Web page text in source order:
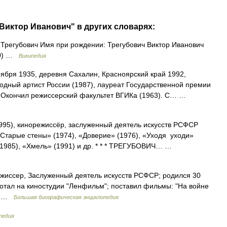
Иванович" в других словарях:
Имя при рождении: Трегубович Виктор Иванович
…
Википедия
1935, деревня Сахалин, Красноярский край 1992,
артист России (1987), лауреат Государственной премии
режиссерский факультет ВГИКа (1963). С… …
кинорежиссёр, заслуженный деятель искусств РСФСР
стены» (1974), «Доверие» (1976), «Уходя уходи»
«Хмель» (1991) и др. * * * ТРЕГУБОВИЧ… …
Заслуженный деятель искусств РСФСР; родился 30
на киностудии "Ленфильм"; поставил фильмы: "На войне
Большая биографическая энциклопедия